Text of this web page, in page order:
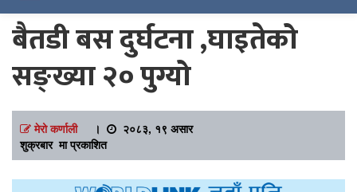
बैतडी बस दुर्घटना ,घाइतेको
सङ्ख्या २० पुग्यो
मेरो कर्णाली।
२०८३, १९ असार
शुक्रबार मा प्रकाशित